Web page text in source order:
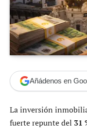
Añádenos en
La inversión
fuerte repunte del 31